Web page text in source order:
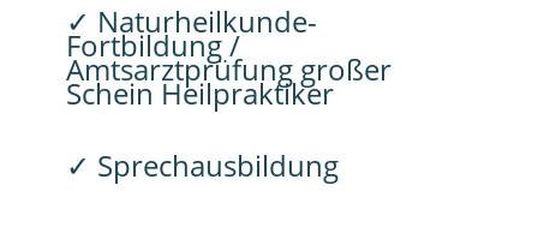
✓ Naturheilkunde-
Fortbildung /
Amtsarztprüfung großer
Schein Heilpraktiker
✓ Sprechausbildung